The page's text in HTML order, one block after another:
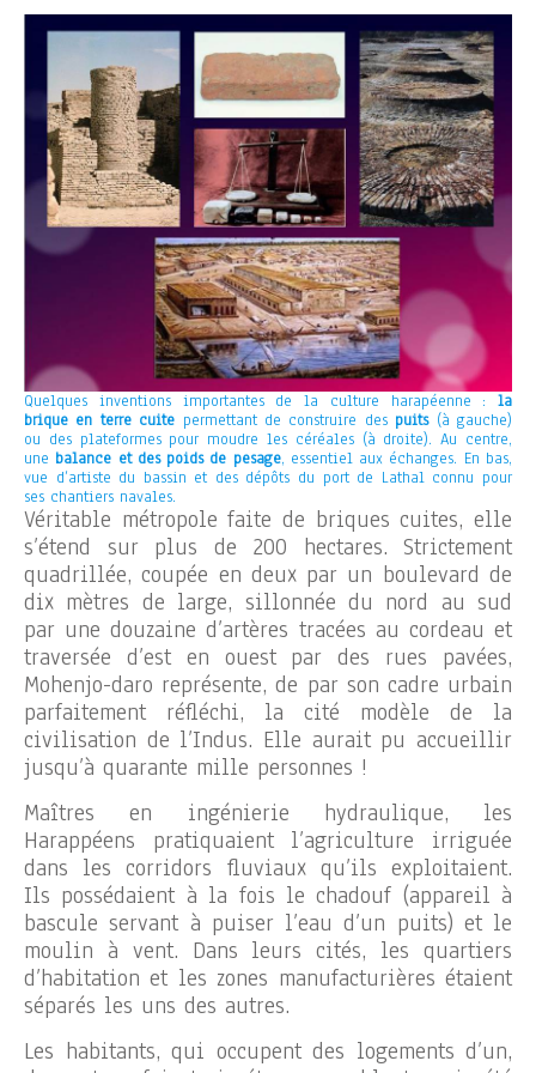
Quelques inventions importantes de la culture harapéenne : la
brique en terre cuite permettant de construire des puits(à gauche)
ou des plateformes pour moudre les céréales (à droite). Au centre,
une balance et des poids de pesage, essentiel aux échanges. En bas,
vue d’artiste du bassin et des dépôts du port de Lathal connu pour
ses chantiers navales.
Véritable métropole faite de briques cuites, elle
s’étend sur plus de 200 hectares. Strictement
quadrillée, coupée en deux par un boulevard de
dix mètres de large, sillonnée du nord au sud
par une douzaine d’artères tracées au cordeau et
traversée d’est en ouest par des rues pavées,
Mohenjo-daro représente, de par son cadre urbain
parfaitement réfléchi, la cité modèle de la
civilisation de l’Indus. Elle aurait pu accueillir
jusqu’à quarante mille personnes !
Maîtres en ingénierie hydraulique, les
Harappéens pratiquaient l’agriculture irriguée
dans les corridors fluviaux qu’ils exploitaient.
Ils possédaient à la fois le chadouf (appareil à
bascule servant à puiser l’eau d’un puits) et le
moulin à vent. Dans leurs cités, les quartiers
d’habitation et les zones manufacturières étaient
séparés les uns des autres.
Les habitants, qui occupent des logements d’un,